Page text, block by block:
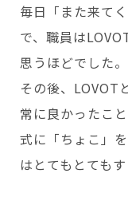
毎日「また来て
で、職員は
思うほどでした。
その後、LOVOT
常に良かったこ
式に「ちょこ」
はとてもとても